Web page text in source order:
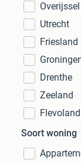
Overijssel
Utrecht
Friesland
Drenthe
Zeeland
Flevoland
Soort woning